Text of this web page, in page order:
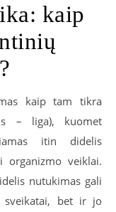
kaip
kaip tam tikra
– liga), kuomet
itin didelis
organizmo veiklai.
nutukimas gali
bet ir jo